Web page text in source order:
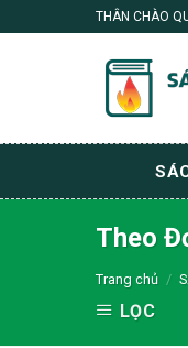
to
THÂN CHÀO
Theo
Trang chủ /
LỌC